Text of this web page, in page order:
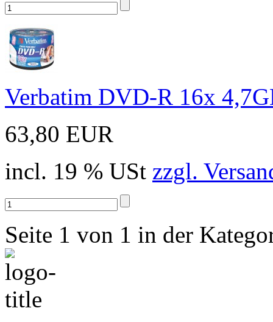
Verbatim DVD-R 16x
63,80 EUR
incl. 19 % USt zzgl.
Seite 1 von 1 in der